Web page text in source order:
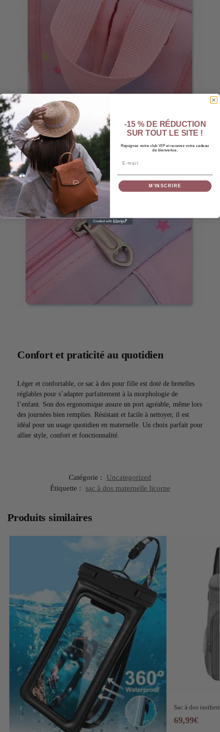
Confort et praticité au quotidien
Léger et confortable, ce sac à dos pour fille est doté de bretelles
réglables pour s’adapter parfaitement à la morphologie de
l’enfant. Son dos ergonomique assure un port agréable, même lors
des journées bien remplies. Résistant et facile à nettoyer, il est
idéal pour un usage quotidien en maternelle. Un choix parfait pour
allier style, confort et fonctionnalité.
Catégorie :
Uncategorized
Étiquette :
sac à dos maternelle licorne
Produits similaires
Sac à dos
69,99€
-15 % DE RÉDUCTION
SUR TOUT LE SITE !
Rejoignez notre club VIP et recevez votre cadeau
de bienvenue.
M’INSCRIRE